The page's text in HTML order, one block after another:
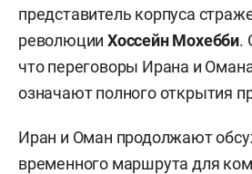
представитель корпуса
революцииХоссейн Мохебби.
что переговоры Ирана и
означают полного открытия
Иран и Оман продолжают
временного маршрута для